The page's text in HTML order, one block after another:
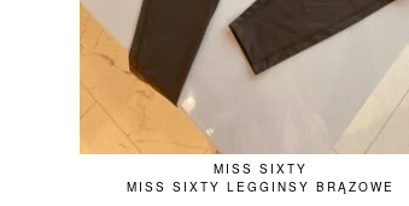
MISS SIXTY
MISS SIXTY LEGGINSY BRĄZOWE